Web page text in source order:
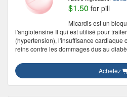
$1.50 for pill
Micardis est un
l'angiotensine II qui est utilisé pour
(hypertension), l'insuffisance cardiaque
reins contre les dommages dus au
Achetez